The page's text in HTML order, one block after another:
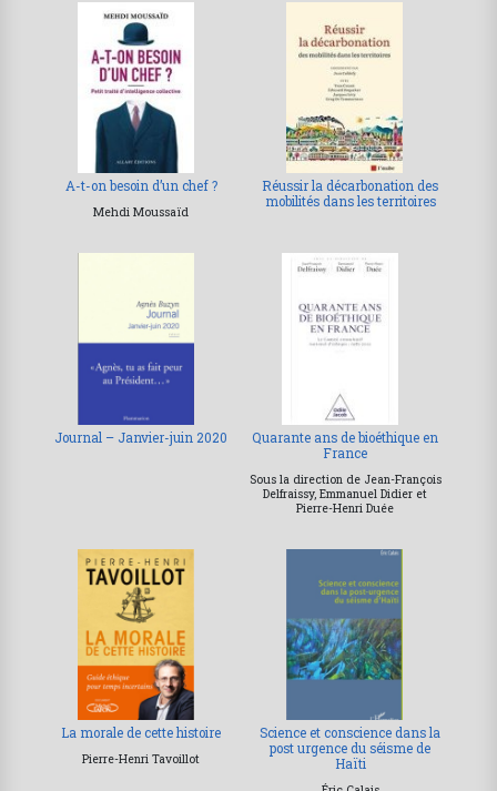
A-t-on besoin d’un chef ?
Mehdi Moussaïd
Réussir la décarbonation des
mobilités dans les territoires
Journal – Janvier-juin 2020
Quarante ans de bioéthique en
France
Sous la direction de Jean-François
Delfraissy, Emmanuel Didier et
Pierre-Henri Duée
La morale de cette histoire
Pierre-Henri Tavoillot
Science et conscience dans la
post urgence du séisme de
Haïti